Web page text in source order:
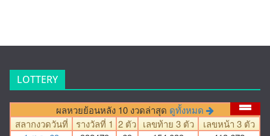
LOTTERY